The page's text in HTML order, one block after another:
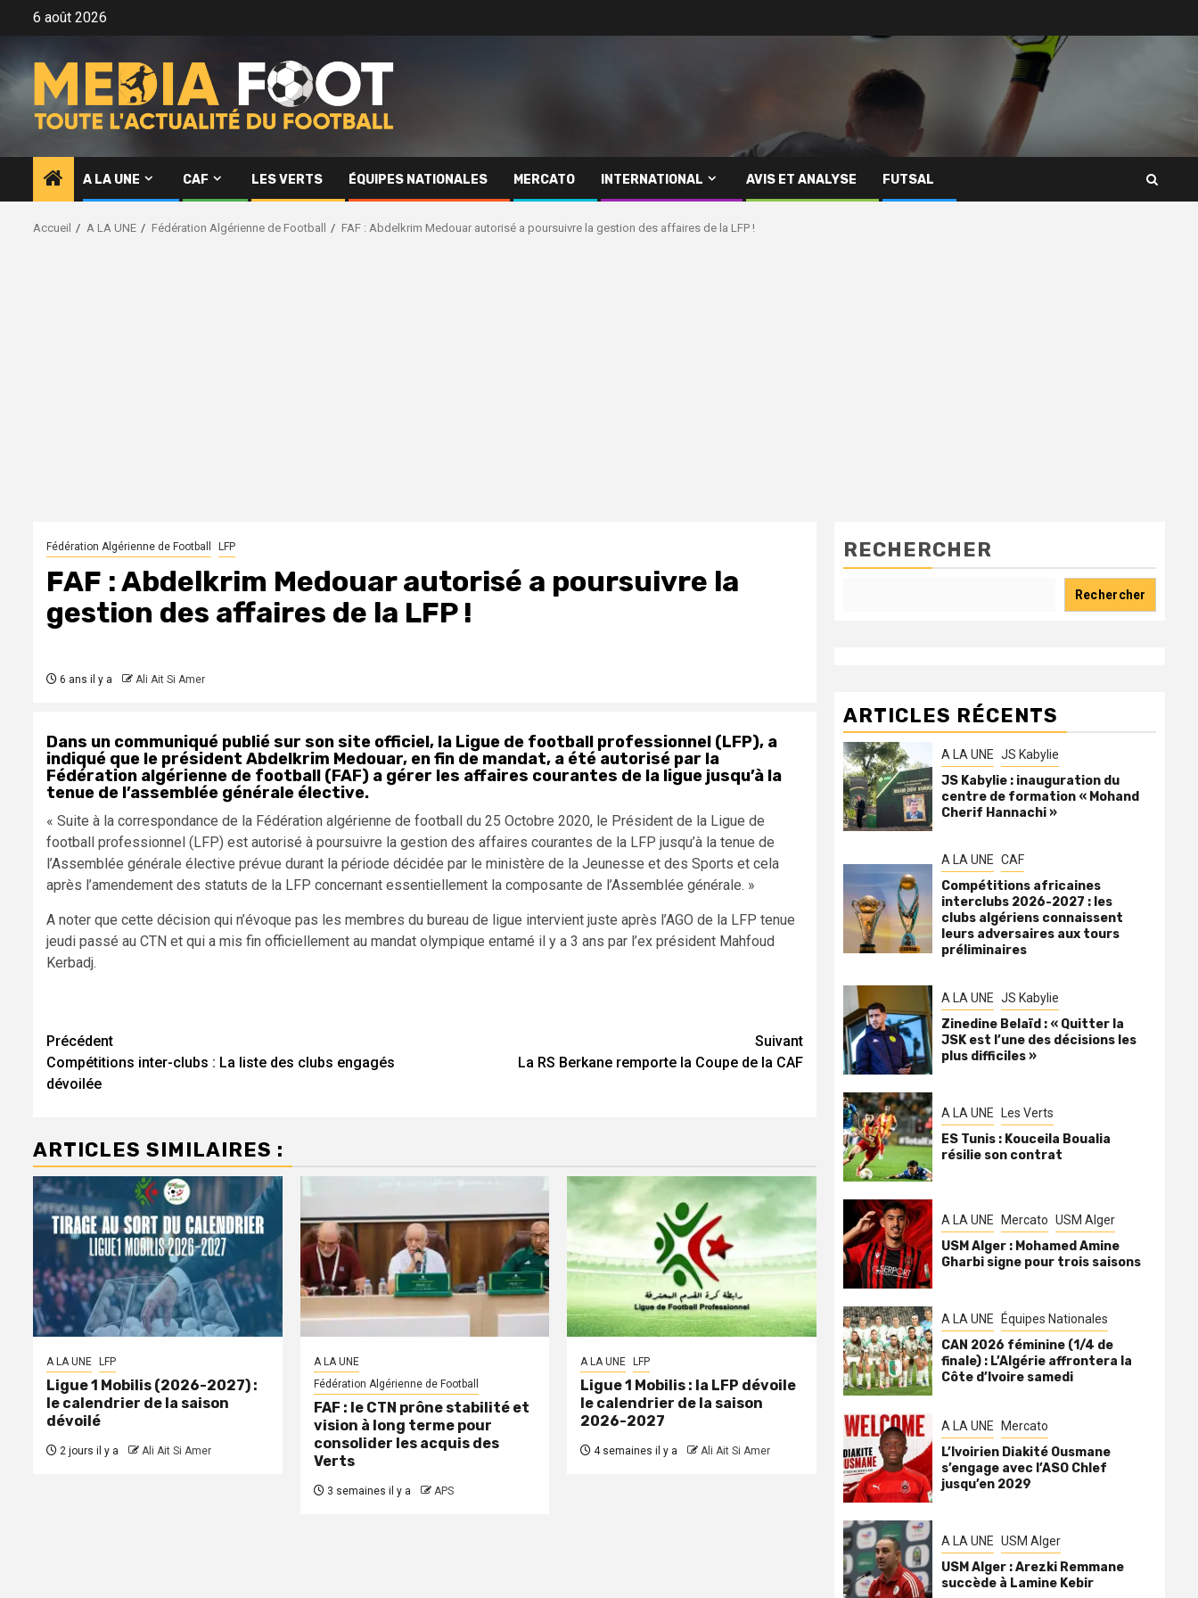
6 août 2026
A LA UNE CAF LES VERTS ÉQUIPES NATIONALES MERCATO INTERNATIONAL AVIS ET ANALYSE FUTSAL
Accueil A LA UNE Fédération Algérienne de Football FAF : Abdelkrim Medouar autorisé a poursuivre la gestion des affaires de la LFP !
Fédération Algérienne de Football LFP
FAF : Abdelkrim Medouar autorisé a poursuivre la
gestion des affaires de la LFP !
6 ans il y a Ali Ait Si Amer
Dans un communiqué publié sur son site officiel, la Ligue de football professionnel (LFP), a
indiqué que le président Abdelkrim Medouar, en fin de mandat, a été autorisé par la
Fédération algérienne de football (FAF) a gérer les affaires courantes de la ligue jusqu’à la
tenue de l’assemblée générale élective.
« Suite à la correspondance de la Fédération algérienne de football du 25 Octobre 2020, le Président de la Ligue de
football professionnel (LFP) est autorisé à poursuivre la gestion des affaires courantes de la LFP jusqu’à la tenue de
l’Assemblée générale élective prévue durant la période décidée par le ministère de la Jeunesse et des Sports et cela
après l’amendement des statuts de la LFP concernant essentiellement la composante de l’Assemblée générale. »
A noter que cette décision qui n’évoque pas les membres du bureau de ligue intervient juste après l’AGO de la LFP tenue
jeudi passé au CTN et qui a mis fin officiellement au mandat olympique entamé il y a 3 ans par l’ex président Mahfoud
Kerbadj.
Navigation
d’article
Précédent
Compétitions inter-clubs : La liste des clubs engagés
dévoilée
Suivant
La RS Berkane remporte la Coupe de la CAF
ARTICLES SIMILAIRES :
A LA UNE LFP
Ligue 1 Mobilis (2026-2027) :
le calendrier de la saison
dévoilé
2 jours il y a Ali Ait Si Amer
A LA UNE
Fédération Algérienne de Football
FAF : le CTN prône stabilité et
vision à long terme pour
consolider les acquis des
Verts
3 semaines il y a APS
A LA UNE LFP
Ligue 1 Mobilis : la LFP dévoile
le calendrier de la saison
2026-2027
4 semaines il y a Ali Ait Si Amer
RECHERCHER
Rechercher
ARTICLES RÉCENTS
A LA UNE JS Kabylie
JS Kabylie : inauguration du
centre de formation « Mohand
Cherif Hannachi »
A LA UNE CAF
Compétitions africaines
interclubs 2026-2027 : les
clubs algériens connaissent
leurs adversaires aux tours
préliminaires
A LA UNE JS Kabylie
Zinedine Belaïd : « Quitter la
JSK est l’une des décisions les
plus difficiles »
A LA UNE Les Verts
ES Tunis : Kouceila Boualia
résilie son contrat
A LA UNE Mercato USM Alger
USM Alger : Mohamed Amine
Gharbi signe pour trois saisons
A LA UNE Équipes Nationales
CAN 2026 féminine (1/4 de
finale) : L’Algérie affrontera la
Côte d’Ivoire samedi
A LA UNE Mercato
L’Ivoirien Diakité Ousmane
s’engage avec l’ASO Chlef
jusqu’en 2029
A LA UNE USM Alger
USM Alger : Arezki Remmane
succède à Lamine Kebir